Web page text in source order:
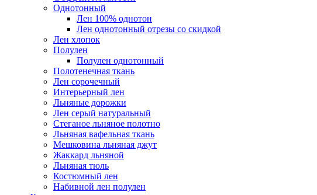
Однотонный
Лен 100% однотон
Лен однотонный отрезы со скидкой
Лен хлопок
Полулен
Полулен однотонный
Полотенечная ткань
Лен сорочечный
Интерьерный лен
Льняные дорожки
Лен серый натуральный
Стеганое льняное полотно
Льняная вафельная ткань
Мешковина льняная джут
Жаккард льняной
Льняная тюль
Костюмный лен
Набивной лен полулен